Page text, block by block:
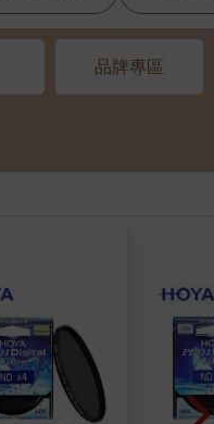
品牌專區